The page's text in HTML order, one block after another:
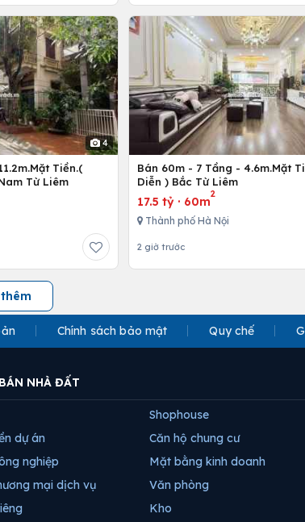
4
Tiền.(
Từ Liêm
Bán 60m - 7 Tầng - 4.6m.Mặt
Diễn ) Bắc Từ Liêm
17.5 tỷ· 60m
2
Thành phố Hà Nội
2 giờ trước
Chính sách bảo mật Quy chế
NHÀ ĐẤT
dự án
nghiệp
mại dịch vụ
Shophouse
Căn hộ chung cư
Mặt bằng kinh doanh
Văn phòng
Kho